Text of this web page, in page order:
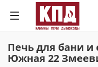
Печь для бани
Южная 22